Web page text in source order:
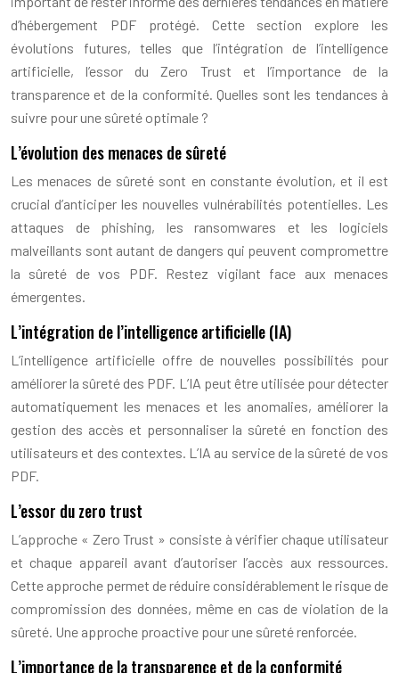
d’hébergement PDF protégé. Cette section explore les
évolutions futures, telles que l’intégration de l’intelligence
artificielle, l’essor du Zero Trust et l’importance de la
transparence et de la conformité. Quelles sont les tendances à
suivre pour une sûreté optimale ?
L’évolution des menaces de sûreté
Les menaces de sûreté sont en constante évolution, et il est
crucial d’anticiper les nouvelles vulnérabilités potentielles. Les
attaques de phishing, les ransomwares et les logiciels
malveillants sont autant de dangers qui peuvent compromettre
la sûreté de vos PDF. Restez vigilant face aux menaces
émergentes.
L’intégration de l’intelligence artificielle (IA)
L’intelligence artificielle offre de nouvelles possibilités pour
améliorer la sûreté des PDF. L’IA peut être utilisée pour détecter
automatiquement les menaces et les anomalies, améliorer la
gestion des accès et personnaliser la sûreté en fonction des
utilisateurs et des contextes. L’IA au service de la sûreté de vos
PDF.
L’essor du zero trust
L’approche « Zero Trust » consiste à vérifier chaque utilisateur
et chaque appareil avant d’autoriser l’accès aux ressources.
Cette approche permet de réduire considérablement le risque de
compromission des données, même en cas de violation de la
sûreté. Une approche proactive pour une sûreté renforcée.
L’importance de la transparence et de la conformité